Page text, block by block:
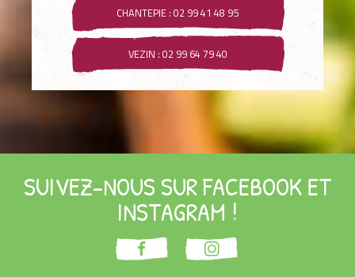
CHANTEPIE : 02 99 41 48 95
VEZIN : 02 99 64 79 40
SUIVEZ-NOUS SUR FACEBOOK ET
INSTAGRAM !